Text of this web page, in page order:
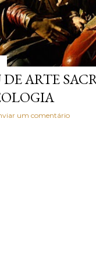
ARTE
um comentário